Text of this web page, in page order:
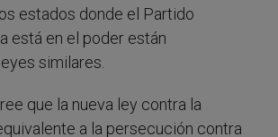
estados donde el Partido
está en el poder están
similares.
que la nueva ley contra la
a la persecución contra